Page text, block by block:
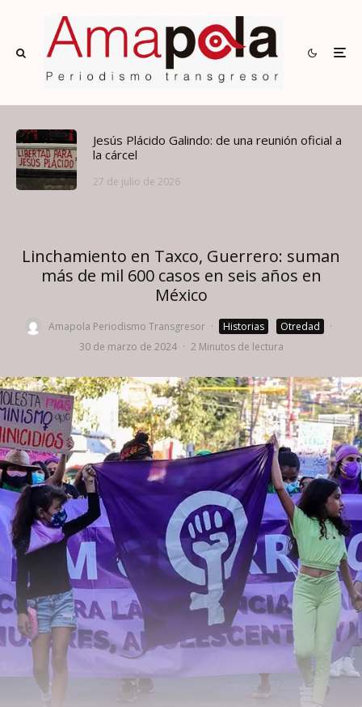
Jesús Plácido Galindo: de una reunión oficial a
la cárcel
27 de julio de 2026
Linchamiento en Taxco, Guerrero: suman
más de mil 600 casos en seis años en
México
Amapola Periodismo Transgresor · Historias Otredad
·
30 de marzo de 2024 · 2 Minutos de lectura